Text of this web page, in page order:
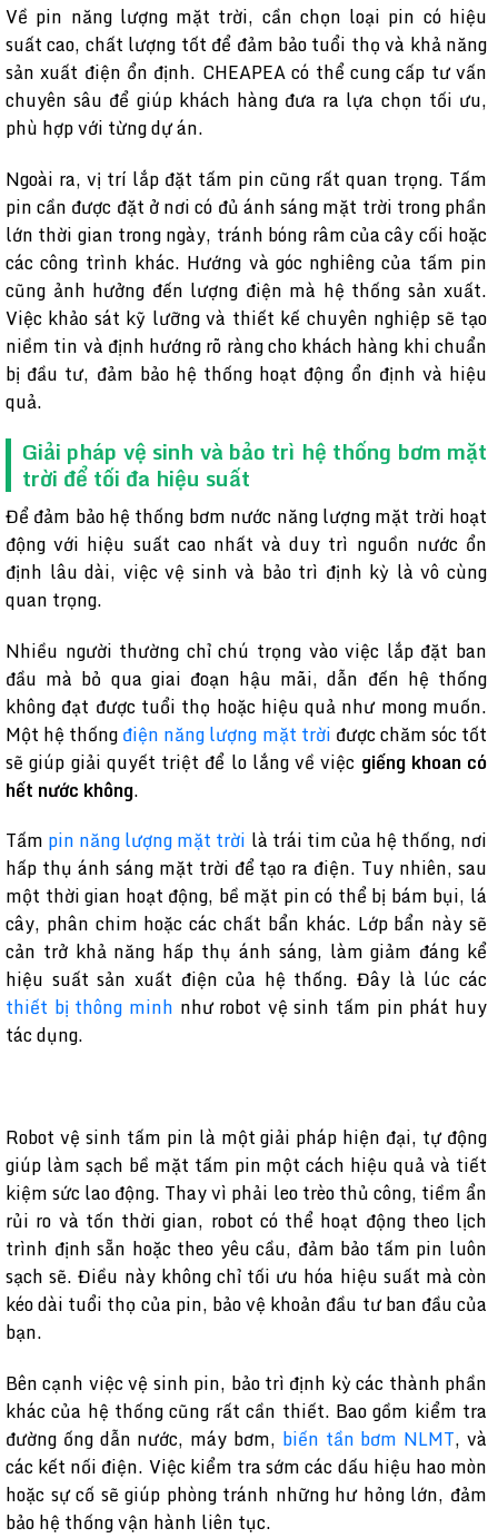
Về pin năng lượng mặt trời, cần chọn loại pin có hiệu
suất cao, chất lượng tốt để đảm bảo tuổi thọ và khả năng
sản xuất điện ổn định. CHEAPEA có thể cung cấp tư vấn
chuyên sâu để giúp khách hàng đưa ra lựa chọn tối ưu,
phù hợp với từng dự án.
Ngoài ra, vị trí lắp đặt tấm pin cũng rất quan trọng. Tấm
pin cần được đặt ở nơi có đủ ánh sáng mặt trời trong phần
lớn thời gian trong ngày, tránh bóng râm của cây cối hoặc
các công trình khác. Hướng và góc nghiêng của tấm pin
cũng ảnh hưởng đến lượng điện mà hệ thống sản xuất.
Việc khảo sát kỹ lưỡng và thiết kế chuyên nghiệp sẽ tạo
niềm tin và định hướng rõ ràng cho khách hàng khi chuẩn
bị đầu tư, đảm bảo hệ thống hoạt động ổn định và hiệu
quả.
Giải pháp vệ sinh và bảo trì hệ thống bơm mặt
trời để tối đa hiệu suất
Để đảm bảo hệ thống bơm nước năng lượng mặt trời hoạt
động với hiệu suất cao nhất và duy trì nguồn nước ổn
định lâu dài, việc vệ sinh và bảo trì định kỳ là vô cùng
quan trọng.
Nhiều người thường chỉ chú trọng vào việc lắp đặt ban
đầu mà bỏ qua giai đoạn hậu mãi, dẫn đến hệ thống
không đạt được tuổi thọ hoặc hiệu quả như mong muốn.
Một hệ thốngđiện năng lượng mặt trời được chăm sóc tốt
sẽ giúp giải quyết triệt để lo lắng về việc giếng khoan có
hết nước không.
Tấm pin năng lượng mặt trời là trái tim của hệ thống, nơi
hấp thụ ánh sáng mặt trời để tạo ra điện. Tuy nhiên, sau
một thời gian hoạt động, bề mặt pin có thể bị bám bụi, lá
cây, phân chim hoặc các chất bẩn khác. Lớp bẩn này sẽ
cản trở khả năng hấp thụ ánh sáng, làm giảm đáng kể
hiệu suất sản xuất điện của hệ thống. Đây là lúc các
thiết bị thông minh như robot vệ sinh tấm pin phát huy
tác dụng.
Robot vệ sinh tấm pin là một giải pháp hiện đại, tự động
giúp làm sạch bề mặt tấm pin một cách hiệu quả và tiết
kiệm sức lao động. Thay vì phải leo trèo thủ công, tiềm ẩn
rủi ro và tốn thời gian, robot có thể hoạt động theo lịch
trình định sẵn hoặc theo yêu cầu, đảm bảo tấm pin luôn
sạch sẽ. Điều này không chỉ tối ưu hóa hiệu suất mà còn
kéo dài tuổi thọ của pin, bảo vệ khoản đầu tư ban đầu của
bạn.
Bên cạnh việc vệ sinh pin, bảo trì định kỳ các thành phần
khác của hệ thống cũng rất cần thiết. Bao gồm kiểm tra
đường ống dẫn nước, máy bơm, biến tần bơm NLMT, và
các kết nối điện. Việc kiểm tra sớm các dấu hiệu hao mòn
hoặc sự cố sẽ giúp phòng tránh những hư hỏng lớn, đảm
bảo hệ thống vận hành liên tục.